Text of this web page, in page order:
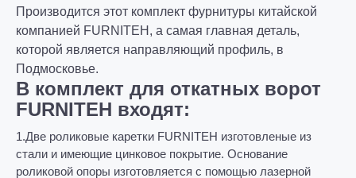
Производится этот комплект фурнитуры китайской
компанией FURNITEH, а самая главная деталь,
которой является направляющий профиль, в
Подмосковье.
В комплект для откатных ворот
FURNITEH входят:
1.Две роликовые каретки FURNITEH изготовленые из
стали и имеющие цинковое покрытие. Основание
роликовой опоры изготовляется с помощью лазерной